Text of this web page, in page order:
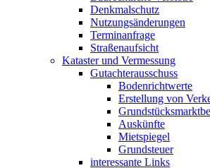
Denkmalschutz
Nutzungsänderungen
Terminanfrage
Straßenaufsicht
Kataster und Vermessung
Gutachterausschuss
Bodenrichtwerte
Erstellung von
Auskünfte
Mietspiegel
Grundsteuer
interessante Links